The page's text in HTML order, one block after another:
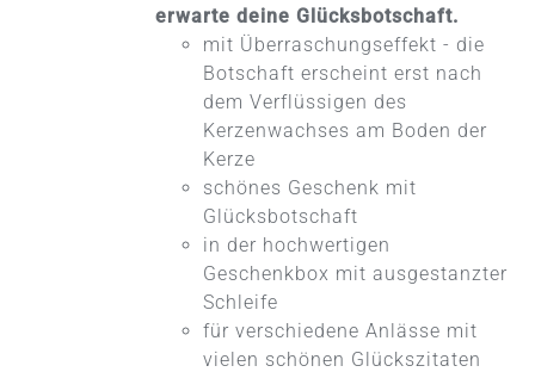
PRODUKTSEITE
erwarte deine Glücksbotschaft.
mit Überraschungseffekt - die
Botschaft erscheint erst nach
dem Verflüssigen des
Kerzenwachses am Boden der
Kerze
schönes Geschenk mit
Glücksbotschaft
in der hochwertigen
Geschenkbox mit ausgestanzter
Schleife
für verschiedene Anlässe mit
vielen schönen Glückszitaten